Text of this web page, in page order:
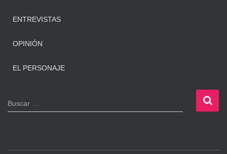
ENTREVISTAS
OPINIÓN
EL PERSONAJE
B
u
Buscar …